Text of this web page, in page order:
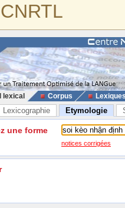
lexical Corpus
Lexicographie Etymologie
une forme
notices corrigées